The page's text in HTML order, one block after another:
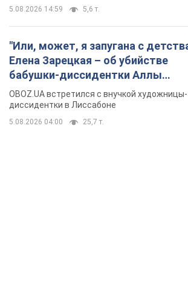
5.08.2026 14:59 5,6 т.
"Или, может, я запугана с
Елена Зарецкая – об убийстве
бабушки-диссидентки Аллы
Горской, критике сына Стуса и
бегстве в Португалию с пятью
детьми
OBOZ.UA встретился с внучкой художницы-
диссидентки в Лиссабоне
5.08.2026 04:00 25,7 т.